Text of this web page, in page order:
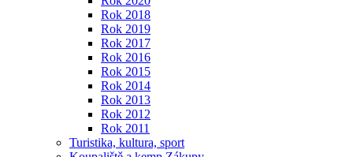
Rok 2018
Rok 2019
Rok 2017
Rok 2016
Rok 2015
Rok 2014
Rok 2013
Rok 2012
Rok 2011
Turistika, kultura, sport